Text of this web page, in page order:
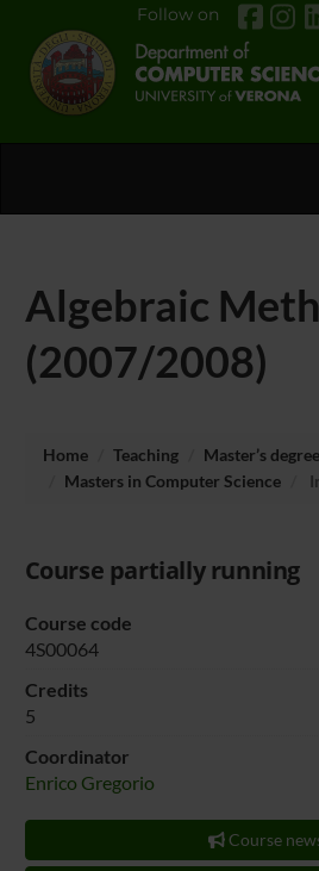
Follow on
Algebraic
(2007/2008)
Home Teaching
Master’s
Masters in Computer Science
Course partially running
Course code
4S00064
Credits
5
Coordinator
Enrico Gregorio
Course